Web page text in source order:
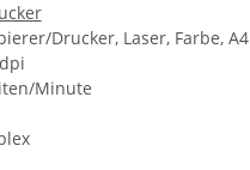
Drucker, Laser, Farbe, A4
Minute